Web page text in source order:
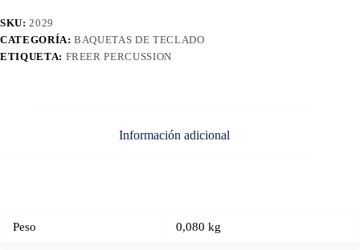
SKU:2029
CATEGORÍA:BAQUETAS DE TECLADO
ETIQUETA: FREER PERCUSSION
Información adicional
Peso 0,080 kg